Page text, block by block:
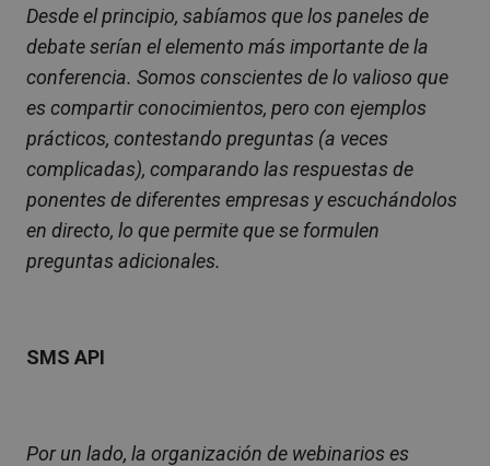
Desde el principio, sabíamos que los paneles de
debate serían el elemento más importante de la
conferencia. Somos conscientes de lo valioso que
es compartir conocimientos, pero con ejemplos
prácticos, contestando preguntas (a veces
complicadas), comparando las respuestas de
ponentes de diferentes empresas y escuchándolos
en directo, lo que permite que se formulen
preguntas adicionales.
SMS API
Por un lado, la organización de webinarios es